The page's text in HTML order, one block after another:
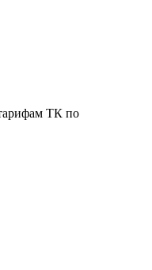
ТК по